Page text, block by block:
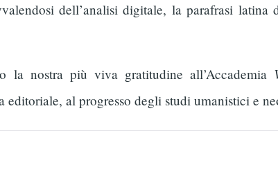
dell’analisi digitale, la parafrasi
la nostra più viva gratitudine all’Accademia
al progresso degli studi umanistici e